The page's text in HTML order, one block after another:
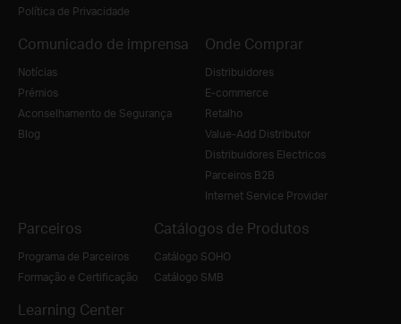
Política de Privacidade
Comunicado de imprensa
Notícias
Prémios
Aconselhamento de Segurança
Blog
Onde Comprar
Distribuidores
E-commerce
Retalho
Value-Add Distributor
Distribuidores Electricos
Parceiros B2B
Internet Service Provider
Parceiros
Programa de Parceiros
Formação e Certificação
Catálogos de Produtos
Catálogo SOHO
Catálogo SMB
Learning Center